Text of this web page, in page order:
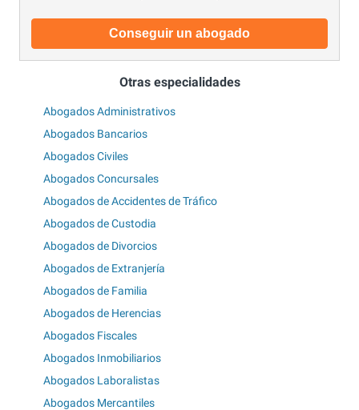
Conseguir un abogado
Otras especialidades
Abogados Administrativos
Abogados Bancarios
Abogados Civiles
Abogados Concursales
Abogados de Accidentes de Tráfico
Abogados de Custodia
Abogados de Divorcios
Abogados de Extranjería
Abogados de Familia
Abogados de Herencias
Abogados Fiscales
Abogados Inmobiliarios
Abogados Laboralistas
Abogados Mercantiles